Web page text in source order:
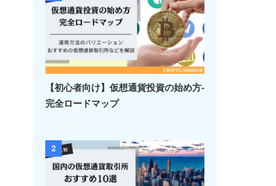
【初心者向け】仮想通貨投資の始め方-
完全ロードマップ
2